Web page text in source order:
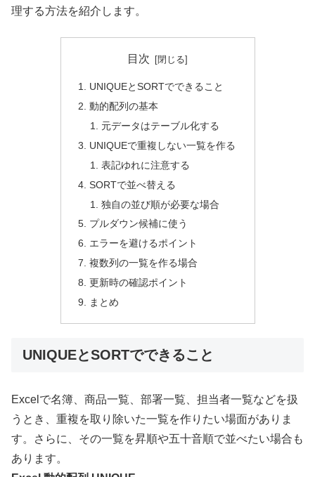
理する方法を紹介します。
目次
UNIQUEとSORTでできること
動的配列の基本
元データはテーブル化する
UNIQUEで重複しない一覧を作る
表記ゆれに注意する
SORTで並べ替える
独自の並び順が必要な場合
プルダウン候補に使う
エラーを避けるポイント
複数列の一覧を作る場合
更新時の確認ポイント
まとめ
UNIQUEとSORTでできること
Excelで名簿、商品一覧、部署一覧、担当者一覧などを扱
うとき、重複を取り除いた一覧を作りたい場面がありま
す。さらに、その一覧を昇順や五十音順で並べたい場合も
あります。